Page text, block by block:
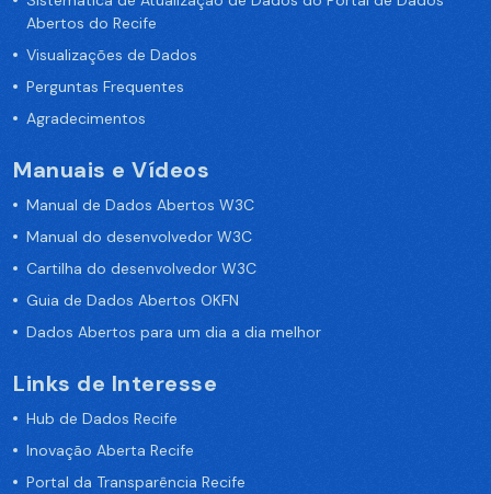
Abertos do Recife
Visualizações de Dados
Perguntas Frequentes
Agradecimentos
Manuais e Vídeos
Manual de Dados Abertos W3C
Manual do desenvolvedor W3C
Cartilha do desenvolvedor W3C
Guia de Dados Abertos OKFN
Dados Abertos para um dia a dia melhor
Links de Interesse
Hub de Dados Recife
Inovação Aberta Recife
Portal da Transparência Recife